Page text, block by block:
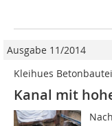
Ausgabe 11/2014
Kleihues
Kanal mit